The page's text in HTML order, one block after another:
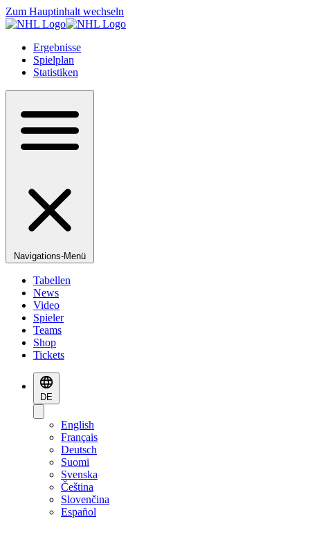
Zum Hauptinhalt wechseln
Ergebnisse
Spielplan
Statistiken
Navigations-Menü
Tabellen
News
Video
Spieler
Teams
Shop
Tickets
DE
English
Français
Deutsch
Suomi
Svenska
Čeština
Slovenčina
Español